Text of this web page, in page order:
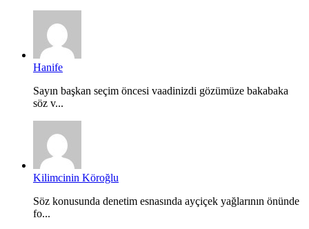
Hanife
Sayın başkan seçim öncesi vaadinizdi gözümüze bakabaka
söz v...
Kilimcinin Köroğlu
Söz konusunda denetim esnasında ayçiçek yağlarının önünde
fo...